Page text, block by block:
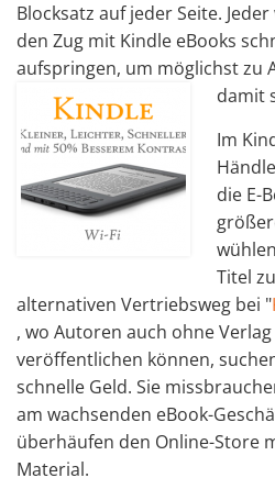
Blocksatz auf jeder Seite.
den Zug mit Kindle eBooks
aufspringen, um möglichst zu
damit
Im
die E-
Titel
alternativen Vertriebsweg bei "
, wo Autoren auch ohne
veröffentlichen können,
schnelle Geld. Sie
am wachsenden eBook-
überhäufen den Online-Store
Material.